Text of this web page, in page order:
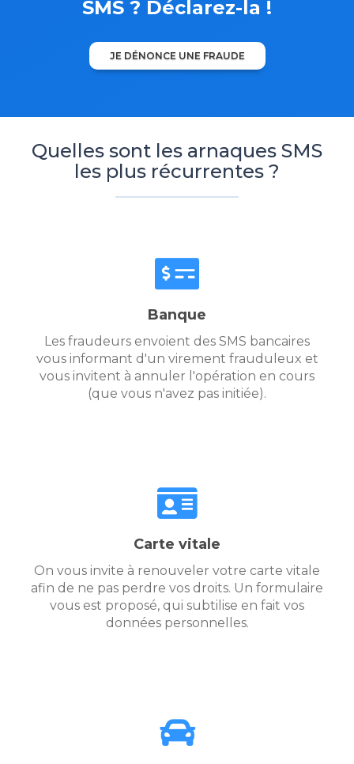
SMS ? Déclarez-la !
JE DÉNONCE UNE FRAUDE
Quelles sont les arnaques SMS
les plus récurrentes ?
Banque
Les fraudeurs envoient des SMS bancaires
vous informant d'un virement frauduleux et
vous invitent à annuler l'opération en cours
(que vous n'avez pas initiée).
Carte vitale
On vous invite à renouveler votre carte vitale
afin de ne pas perdre vos droits. Un formulaire
vous est proposé, qui subtilise en fait vos
données personnelles.